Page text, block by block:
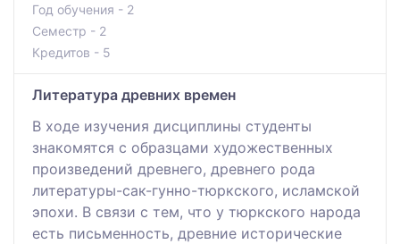
Год обучения - 2
Семестр - 2
Кредитов - 5
Литература древних времен
В ходе изучения дисциплины студенты
знакомятся с образцами художественных
произведений древнего, древнего рода
литературы-сак-гунно-тюркского, исламской
эпохи. В связи с тем, что у тюркского народа
есть письменность, древние исторические